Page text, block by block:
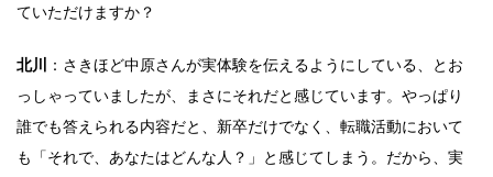
ていただけますか？
北川
：さきほど中原さんが実体験を伝えるようにしている、とお
っしゃっていましたが、まさにそれだと感じています。やっぱり
誰でも答えられる内容だと、新卒だけでなく、転職活動において
も「それで、あなたはどんな人？」と感じてしまう。だから、実